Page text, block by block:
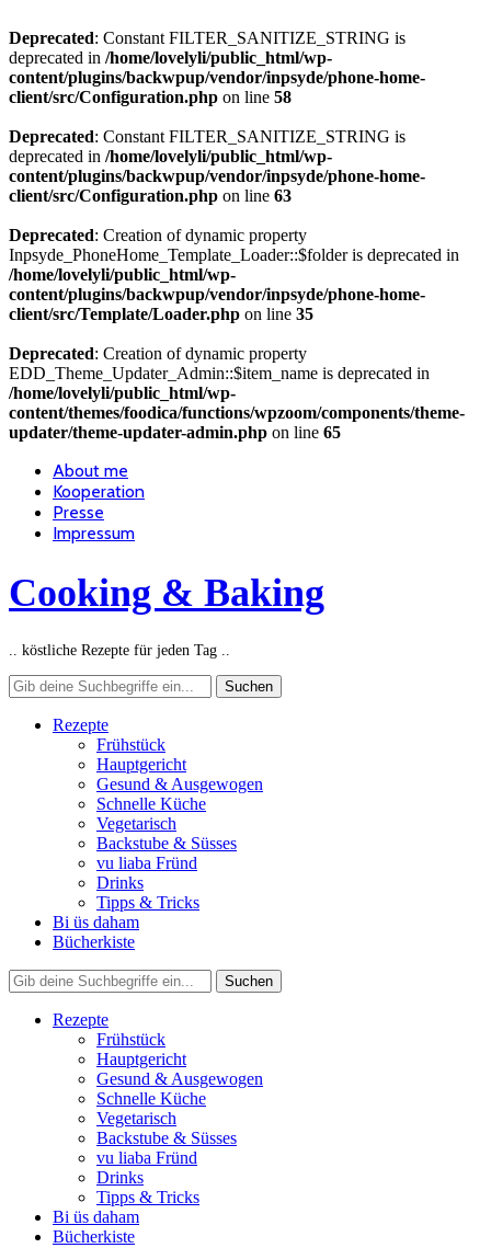
Deprecated: Constant FILTER_SANITIZE_STRING is
deprecated in /home/lovelyli/public_html/wp-
content/plugins/backwpup/vendor/inpsyde/phone-home-
client/src/Configuration.php on line 58
Deprecated: Constant FILTER_SANITIZE_STRING is
deprecated in /home/lovelyli/public_html/wp-
content/plugins/backwpup/vendor/inpsyde/phone-home-
client/src/Configuration.php on line 63
Deprecated: Creation of dynamic property
Inpsyde_PhoneHome_Template_Loader::$folder is deprecated in
/home/lovelyli/public_html/wp-
content/plugins/backwpup/vendor/inpsyde/phone-home-
client/src/Template/Loader.php on line 35
Deprecated: Creation of dynamic property
EDD_Theme_Updater_Admin::$item_name is deprecated in
/home/lovelyli/public_html/wp-
content/themes/foodica/functions/wpzoom/components/theme-
updater/theme-updater-admin.php on line 65
About me
Kooperation
Presse
Impressum
Cooking & Baking
.. köstliche Rezepte für jeden Tag ..
Rezepte
Frühstück
Hauptgericht
Gesund & Ausgewogen
Schnelle Küche
Vegetarisch
Backstube & Süsses
vu liaba Fründ
Drinks
Tipps & Tricks
Bi üs daham
Bücherkiste
Rezepte
Frühstück
Hauptgericht
Gesund & Ausgewogen
Schnelle Küche
Vegetarisch
Backstube & Süsses
vu liaba Fründ
Drinks
Tipps & Tricks
Bi üs daham
Bücherkiste